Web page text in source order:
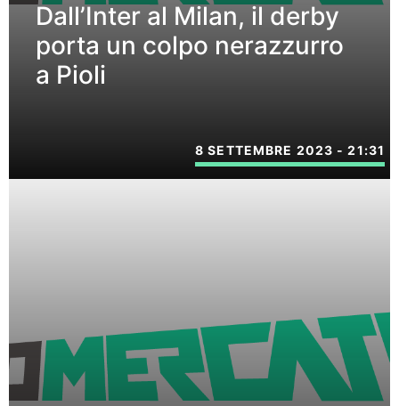
Dall’Inter al Milan, il derby
porta un colpo nerazzurro
a Pioli
8 SETTEMBRE 2023 - 21:31